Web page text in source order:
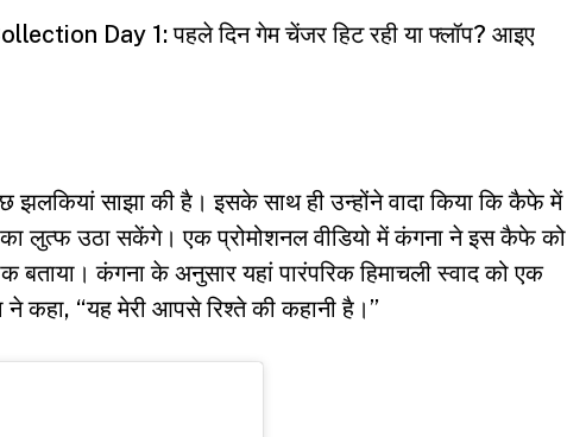
Day 1: पहले दिन गेम चेंजर हिट रही या फ्लॉप? आइए
झलकियां साझा की है। इसके साथ ही उन्होंने वादा किया कि कैफे में
लुत्फ उठा सकेंगे। एक प्रोमोशनल वीडियो में कंगना ने इस कैफे को
बताया। कंगना के अनुसार यहां पारंपरिक हिमाचली स्वाद को एक
कहा, “यह मेरी आपसे रिश्ते की कहानी है।”